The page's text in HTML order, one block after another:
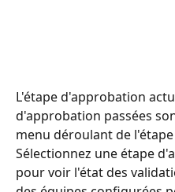
L'étape d'approbation
d'approbation passées
menu déroulant de
Sélectionnez une étape
pour voir l'état des